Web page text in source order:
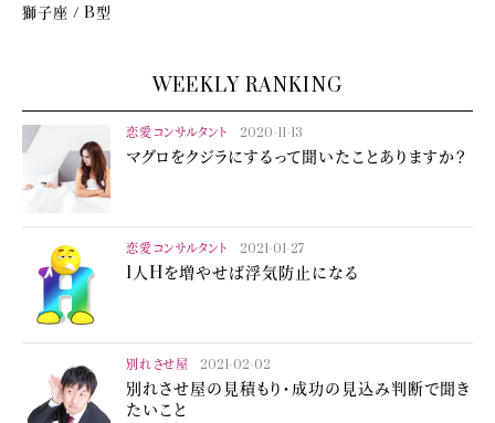
獅子座 / B型
WEEKLY RANKING
恋愛コンサルタント 2020-11-13
マグロをクジラにするって聞いたことありますか？
恋愛コンサルタント 2021-01-27
1人Hを増やせば浮気防止になる
別れさせ屋 2021-02-02
別れさせ屋の見積もり・成功の見込み判断で聞き
たいこと